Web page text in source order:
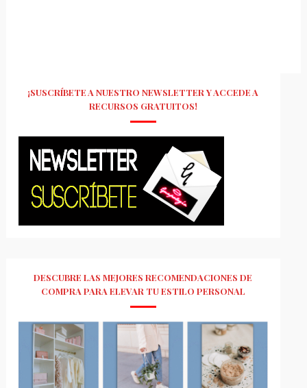
¡SUSCRÍBETE A NUESTRO NEWSLETTER Y ACCEDE A
RECURSOS GRATUITOS!
DESCUBRE LAS MEJORES RECOMENDACIONES DE
COMPRA PARA ELEVAR TU ESTILO PERSONAL